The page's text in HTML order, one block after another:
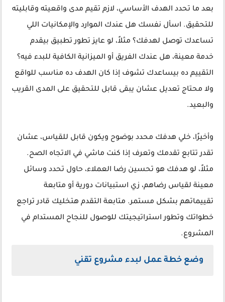
بعد ما تحدد الهدف الأساسي، لازم تقيم مدى واقعيته وقابليته
للتحقيق. اسأل نفسك هل عندك الموارد والإمكانيات اللي
تساعدك توصل لهدفك؟ مثلاً، لو عايز تطور تطبيق بيقدم
خدمة معينة، هل عندك الفريق أو الميزانية الكافية للبدء فيه؟
التقييم ده بيساعدك تشوف إذا كان الهدف ده مناسب للواقع
ولا محتاج تعديل عشان يبقى قابل للتحقيق على المدى القريب
والبعيد.
وأخيرًا، خلي هدفك محدد بوضوح ويكون قابل للقياس، عشان
تقدر تتابع تقدمك وتعرف إذا كنت ماشي في الاتجاه الصح.
مثلاً، لو هدفك هو تحسين رضا العملاء، حاول تحدد وسائل
معينة لقياس رضاهم، زي استبيانات دورية أو متابعة
تقييماتهم بشكل مستمر. متابعة التقدم هتخليك قادر تراجع
خطواتك وتطور استراتيجيتك للوصول للنجاح المستدام في
المشروع.
وضع خطة عمل لبدء مشروع تقني